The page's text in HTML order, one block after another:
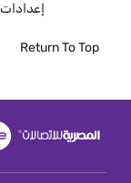
Return To Top